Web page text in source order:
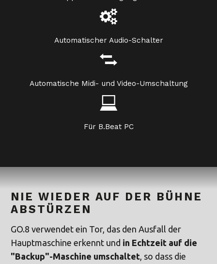
Automatischer Audio-Schalter
Automatische Midi- und Video-Umschaltung
Für B.Beat PC
NIE WIEDER AUF DER BÜHNE
ABSTÜRZEN
GO.8 verwendet ein Tor, das den Ausfall der
Hauptmaschine erkennt und in Echtzeit auf die
"Backup"-Maschine umschaltet , so dass die